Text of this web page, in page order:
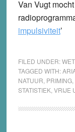
Van Vugt
impulsiviteit’
FILED UNDER:
TAGGED WITH:
NATUUR PRIMING,
STATISTIEK, VRIJE